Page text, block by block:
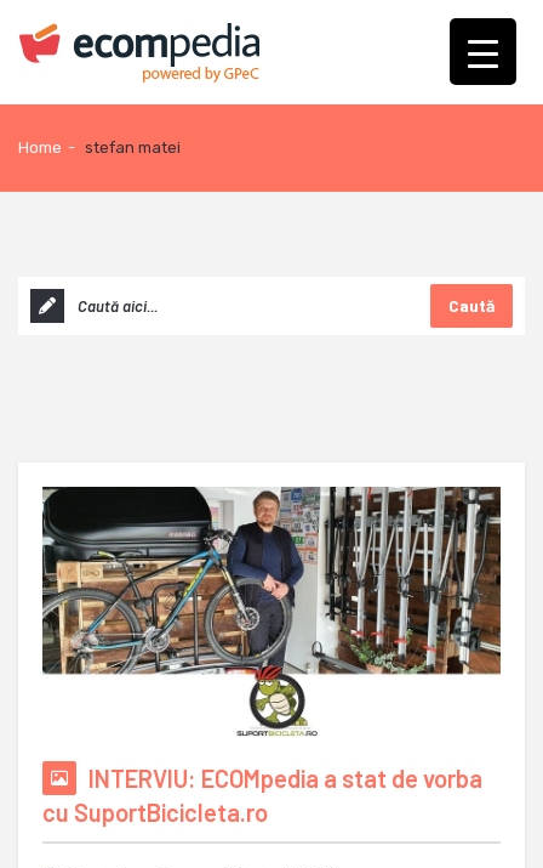
Home - stefan matei
Caută
INTERVIU: ECOMpedia a stat de vorba
cu SuportBicicleta.ro